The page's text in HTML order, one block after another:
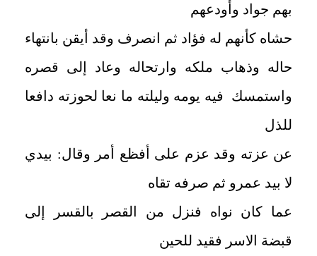
بهم جواد وأودعهم
حشاه كأنهم له فؤاد ثم انصرف وقد أيقن بانتهاء
حاله وذهاب ملكه وارتحاله وعاد إلى قصره
واستمسك فيه يومه وليلته ما نعا لحوزته دافعا
للذل
عن عزته وقد عزم على أفظع أمر وقال: بيدي
لا بيد عمرو ثم صرفه تقاه
عما كان نواه فنزل من القصر بالقسر إلى
قبضة الاسر فقيد للحين